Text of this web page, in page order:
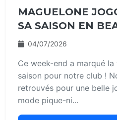
MAGUELONE
SA SAISON EN
04/07/2026
Ce week-end a marqué
saison pour notre club !
retrouvés pour une belle
mode pique-ni...